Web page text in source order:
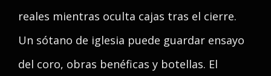
reales mientras oculta cajas tras el cierre.
Un sótano de iglesia puede guardar ensayo
del coro, obras benéficas y botellas. El